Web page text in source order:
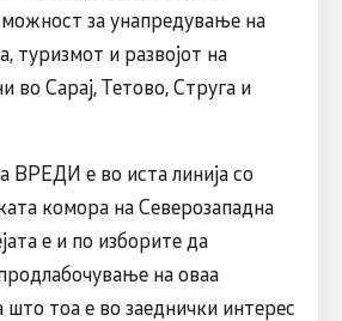
за унапредување на
туризмот и развојот на
во Сарај, Тетово, Струга и
ВРЕДИ е во иста линија со
комора на Северозападна
е и по изборите да
на оваа
што тоа е во заеднички интерес